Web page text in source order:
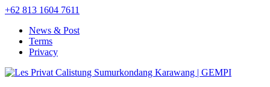
+62 813 1604 7611
News & Post
Terms
Privacy